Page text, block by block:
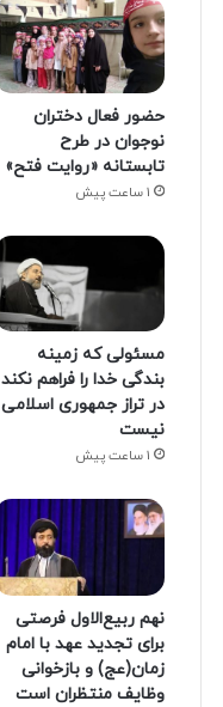
حضور فعال دختران
نوجوان در طرح
تابستانه «روایت فتح»
1 ساعت پیش
مسئولی که زمینه
بندگی خدا را فراهم نکند
در تراز جمهوری اسلامی
نیست
1 ساعت پیش
نهم ربیع‌الاول فرصتی
برای تجدید عهد با امام
زمان(عج) و بازخوانی
وظایف منتظران است